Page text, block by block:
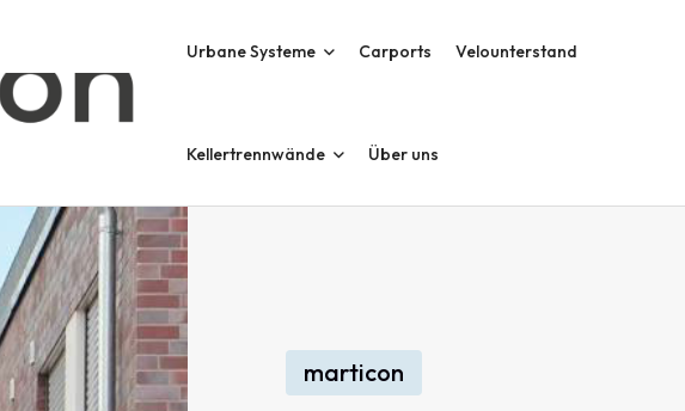
Urbane Systeme Carports Velounterstand
Kellertrennwände Über uns
marticon